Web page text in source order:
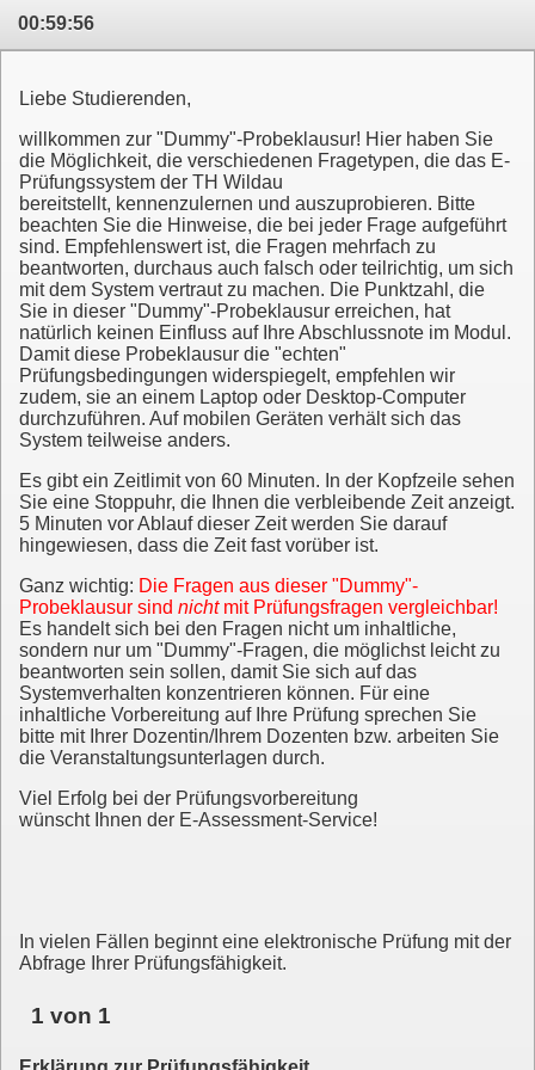
00:59:56
Liebe Studierenden,
willkommen zur "Dummy"-Probeklausur! Hier haben Sie
die Möglichkeit, die verschiedenen Fragetypen, die das E-
Prüfungssystem der TH Wildau
bereitstellt, kennenzulernen und auszuprobieren. Bitte
beachten Sie die Hinweise, die bei jeder Frage aufgeführt
sind. Empfehlenswert ist, die Fragen mehrfach zu
beantworten, durchaus auch falsch oder teilrichtig, um sich
mit dem System vertraut zu machen. Die Punktzahl, die
Sie in dieser "Dummy"-Probeklausur erreichen, hat
natürlich keinen Einfluss auf Ihre Abschlussnote im Modul.
Damit diese Probeklausur die "echten"
Prüfungsbedingungen widerspiegelt, empfehlen wir
zudem, sie an einem Laptop oder Desktop-Computer
durchzuführen. Auf mobilen Geräten verhält sich das
System teilweise anders.
Es gibt ein Zeitlimit von 60 Minuten. In der Kopfzeile sehen
Sie eine Stoppuhr, die Ihnen die verbleibende Zeit anzeigt.
5 Minuten vor Ablauf dieser Zeit werden Sie darauf
hingewiesen, dass die Zeit fast vorüber ist.
Ganz wichtig: Die Fragen aus dieser "Dummy"-
Probeklausur sind nichtmit Prüfungsfragen vergleichbar!
Es handelt sich bei den Fragen nicht um inhaltliche,
sondern nur um "Dummy"-Fragen, die möglichst leicht zu
beantworten sein sollen, damit Sie sich auf das
Systemverhalten konzentrieren können. Für eine
inhaltliche Vorbereitung auf Ihre Prüfung sprechen Sie
bitte mit Ihrer Dozentin/Ihrem Dozenten bzw. arbeiten Sie
die Veranstaltungsunterlagen durch.
Viel Erfolg bei der Prüfungsvorbereitung
wünscht Ihnen der E-Assessment-Service!
In vielen Fällen beginnt eine elektronische Prüfung mit der
Abfrage Ihrer Prüfungsfähigkeit.
1 von 1